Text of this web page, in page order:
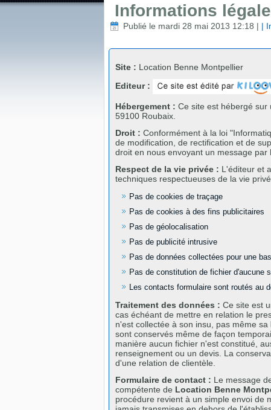
Informations
Publié le mardi 28 mai 2013 12:18 | |
Site : Location Benne Montpellier
Editeur :
Hébergement : Ce site est hébergé sur
59100 Roubaix.
Droit : Conformément à la loi
de modification, de rectification et de
droit en nous envoyant un message
Respect de la vie privée : L'éditeur et
techniques respectueuses de la vie
Pas de cookies de traçage
Pas de cookies à des fins publicitaires
Pas de géolocalisation
Pas de publicité intrusive
Pas de données collectées pour une
Pas de constitution de fichier d'aucune
Les contacts formulaire sont routés au
Traitement des données : Ce site est
cas échéant de mettre en relation le
n'est collectée à son insu, pas même
sont conservés même de façon
manière aucun fichier n'est constitué,
renseignement ou un devis. La
d'une relation de clientèle.
Formulaire de contact : Le message
compétente de Location Benne
procédure revient à un simple envoi de